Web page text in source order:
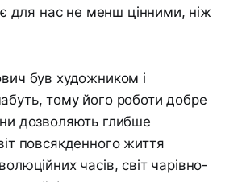
є для нас не менш цінними, ніж
був художником і
тому його роботи добре
дозволяють глибше
повсякденного життя
часів, світ чарівно-